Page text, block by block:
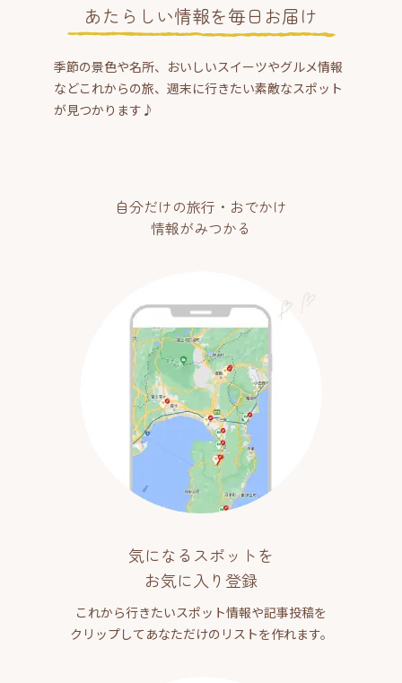
あたらしい情報を毎日お届け
季節の景色や名所、おいしいスイーツやグルメ情報
などこれからの旅、週末に行きたい素敵なスポット
が見つかります♪
自分だけの旅行・おでかけ
情報がみつかる
気になるスポットを
お気に入り登録
これから行きたいスポット情報や記事投稿を
クリップしてあなただけのリストを作れます。